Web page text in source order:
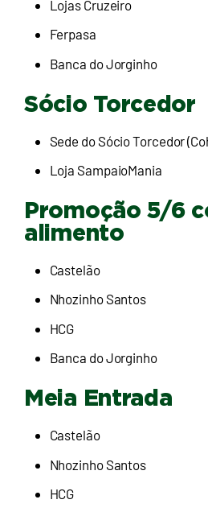
Lojas Cruzeiro
Ferpasa
Banca do Jorginho
Sócio Torcedor
Sede do Sócio Torcedor
Loja SampaioMania
Promoção 5/6
alimento
Castelão
Nhozinho Santos
HCG
Banca do Jorginho
Meia Entrada
Castelão
Nhozinho Santos
HCG